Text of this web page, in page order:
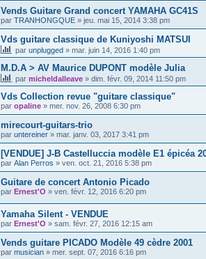
Vends Guitare Grand concert YAMAHA GC41S
par TRANHONGQUE » jeu. mai 15, 2014 3:38 pm
Vds guitare classique de Kuniyoshi MATSUI
par unplugged » mar. juin 14, 2016 1:40 pm
M.D.A > AV Maurice DUPONT modèle Julia
par micheldalleave » dim. févr. 09, 2014 11:50 pm
Vds Collection revue "guitare classique"
par opaline » mer. nov. 26, 2008 6:30 pm
mirecourt-guitars-trio
par untereiner » mar. janv. 03, 2017 3:41 pm
[VENDUE] J-B Castelluccia modèle E1 épicéa
par Alan Perros » ven. oct. 21, 2016 5:38 pm
Guitare de concert Antonio Picado
par Ernest'O » ven. févr. 12, 2016 6:20 pm
Yamaha Silent - VENDUE
par Ernest'O » sam. févr. 27, 2016 12:15 am
Vends guitare PICADO Modèle 49 cèdre 2001
par musician » mer. sept. 07, 2016 6:16 pm